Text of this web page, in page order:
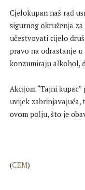
Cjelokupan naš rad
sigurnog okruženja za
učestvovati cijelo
pravo na odrastanje
konzumiraju alkohol,
Akcijom “Tajni
uvijek zabrinjavajuća,
ovom polju, što je
(CEM)